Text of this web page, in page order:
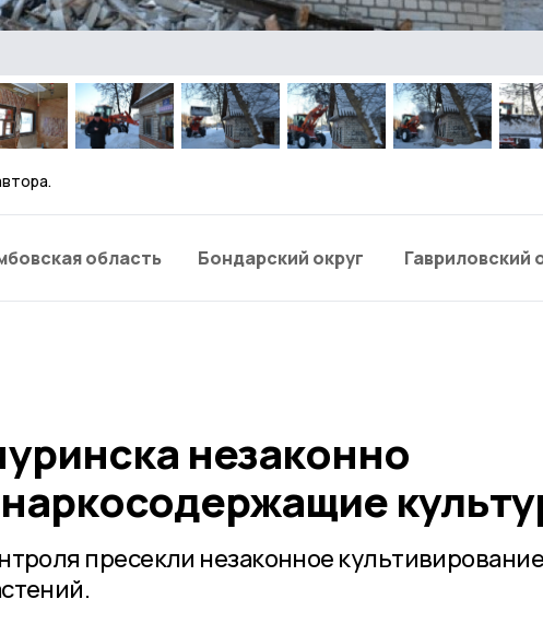
область Бондарский округ Гавриловский
незаконно
пресекли незаконное